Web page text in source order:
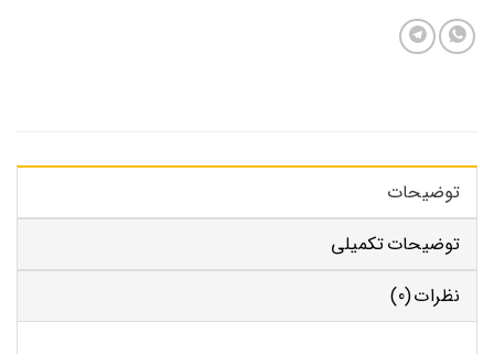
توضیحات
توضیحات تکمیلی
نظرات (0)